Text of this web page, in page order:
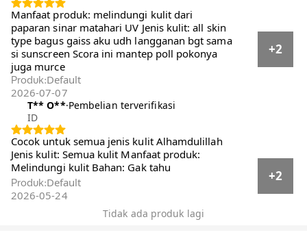
Manfaat produk: melindungi kulit dari paparan
sinar matahari UV Jenis kulit: all skin type
bagus gaiss aku udh langganan bgt sama si
sunscreen Scora ini mantep poll pokonya juga
murce
+2
Produk:Default
2026-07-07
T** O**️·Pembelian terverifikasi
ID
Cocok untuk semua jenis kulit Alhamdulillah
Jenis kulit: Semua kulit Manfaat produk:
Melindungi kulit Bahan: Gak tahu
+2
Produk:Default
2026-05-24
Tidak ada produk lagi